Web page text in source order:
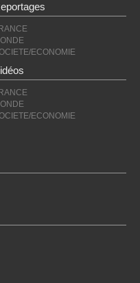
ECONOMIE
ECONOMIE